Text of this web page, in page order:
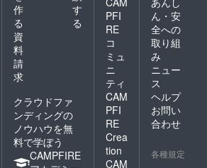
作
る
す
る
資
料
請
求
クラウドファ
ンディングの
ノウハウを無
料で学ぼう
CAMPFIRE
PFI
RE
コ
ミュ
ニ
ティ
CAM
PFI
RE
Crea
tion
CAM
ん・安
全への
取り組
み
ニュー
ス
ヘルプ
お問い
合わせ
各種規定